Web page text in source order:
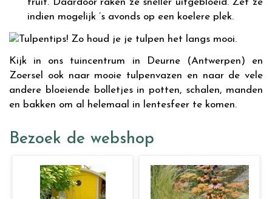
indien mogelijk ’s avonds op een koelere plek.
Kijk in ons tuincentrum in Deurne (Antwerpen) en
Zoersel ook naar mooie tulpenvazen en naar de vele
andere bloeiende bolletjes in potten, schalen, manden
en bakken om al helemaal in lentesfeer te komen.
Bezoek de webshop